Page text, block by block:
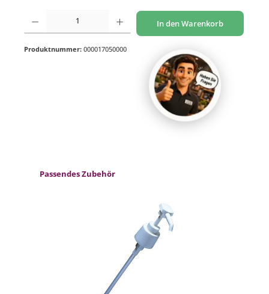
Produkt Anzahl: Gib den gewünschten Wert ein oder benutze die Schaltflächen um
In den Warenkorb
Produktnummer: 000017050000
Produktgalerie überspringen
Passendes Zubehör